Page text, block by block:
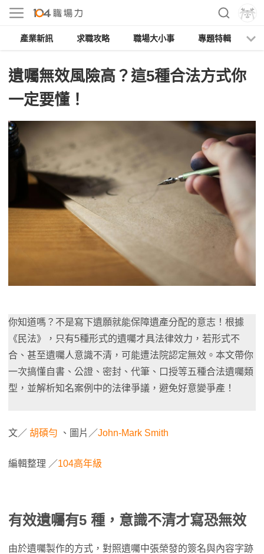
產業新訊 求職攻略 職場大小事 專題特輯
遺囑無效風險高？這5種合法方式你
一定要懂！
你知道嗎？不是寫下遺願就能保障遺產分配的意志！根據
《民法》，只有5種形式的遺囑才具法律效力，若形式不
合、甚至遺囑人意識不清，可能遭法院認定無效。本文帶你
一次搞懂自書、公證、密封、代筆、口授等五種合法遺囑類
型，並解析知名案例中的法律爭議，避免好意變爭產！
文／ 胡碩勻 、圖片／John-Mark Smith
編輯整理 ／104高年級
有效遺囑有5 種，意識不清才寫恐無效
由於遺囑製作的方式，對照遺囑中張榮發的簽名與內容字跡